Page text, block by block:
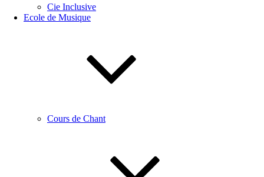
Cie Inclusive
Ecole de Musique
Cours de Chant